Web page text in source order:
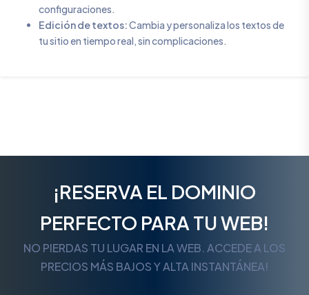
configuraciones.
Edición de textos:Cambia y personaliza los textos de
tu sitio en tiempo real, sin complicaciones.
¡RESERVA EL DOMINIO
PERFECTO PARA TU WEB!
NO PIERDAS TU LUGAR EN LA WEB. ACCEDE A LOS
PRECIOS MÁS BAJOS Y ALTA INSTANTÁNEA!